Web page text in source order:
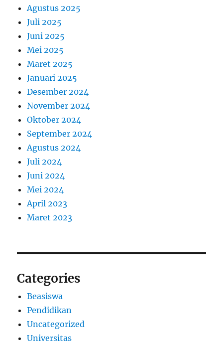
Agustus 2025
Juli 2025
Juni 2025
Mei 2025
Maret 2025
Januari 2025
Desember 2024
November 2024
Oktober 2024
September 2024
Agustus 2024
Juli 2024
Juni 2024
Mei 2024
April 2023
Maret 2023
Categories
Beasiswa
Pendidikan
Uncategorized
Universitas